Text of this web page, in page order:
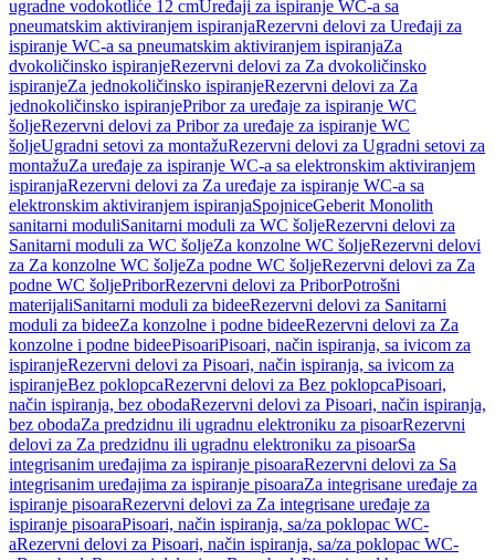
ugradne vodokotliće 12 cmUređaji za ispiranje WC-a sa
pneumatskim aktiviranjem ispiranjaRezervni delovi za Uređaji za
ispiranje WC-a sa pneumatskim aktiviranjem ispiranjaZa
dvokoličinsko ispiranjeRezervni delovi za Za dvokoličinsko
ispiranjeZa jednokoličinsko ispiranjeRezervni delovi za Za
jednokoličinsko ispiranjePribor za uređaje za ispiranje WC
šoljeRezervni delovi za Pribor za uređaje za ispiranje WC
šoljeUgradni setovi za montažuRezervni delovi za Ugradni setovi za
montažuZa uređaje za ispiranje WC-a sa elektronskim aktiviranjem
ispiranjaRezervni delovi za Za uređaje za ispiranje WC-a sa
elektronskim aktiviranjem ispiranjaSpojniceGeberit Monolith
sanitarni moduliSanitarni moduli za WC šoljeRezervni delovi za
Sanitarni moduli za WC šoljeZa konzolne WC šoljeRezervni delovi
za Za konzolne WC šoljeZa podne WC šoljeRezervni delovi za Za
podne WC šoljePriborRezervni delovi za PriborPotrošni
materijaliSanitarni moduli za bideeRezervni delovi za Sanitarni
moduli za bideeZa konzolne i podne bideeRezervni delovi za Za
konzolne i podne bideePisoariPisoari, način ispiranja, sa ivicom za
ispiranjeRezervni delovi za Pisoari, način ispiranja, sa ivicom za
ispiranjeBez poklopcaRezervni delovi za Bez poklopcaPisoari,
način ispiranja, bez obodaRezervni delovi za Pisoari, način ispiranja,
bez obodaZa predzidnu ili ugradnu elektroniku za pisoarRezervni
delovi za Za predzidnu ili ugradnu elektroniku za pisoarSa
integrisanim uređajima za ispiranje pisoaraRezervni delovi za Sa
integrisanim uređajima za ispiranje pisoaraZa integrisane uređaje za
ispiranje pisoaraRezervni delovi za Za integrisane uređaje za
ispiranje pisoaraPisoari, način ispiranja, sa/za poklopac WC-
aRezervni delovi za Pisoari, način ispiranja, sa/za poklopac WC-